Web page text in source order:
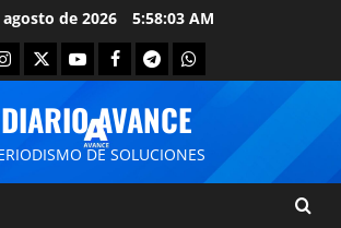
de 2026 5:58:03 AM
DIARIO AVANCE
DE SOLUCIONES